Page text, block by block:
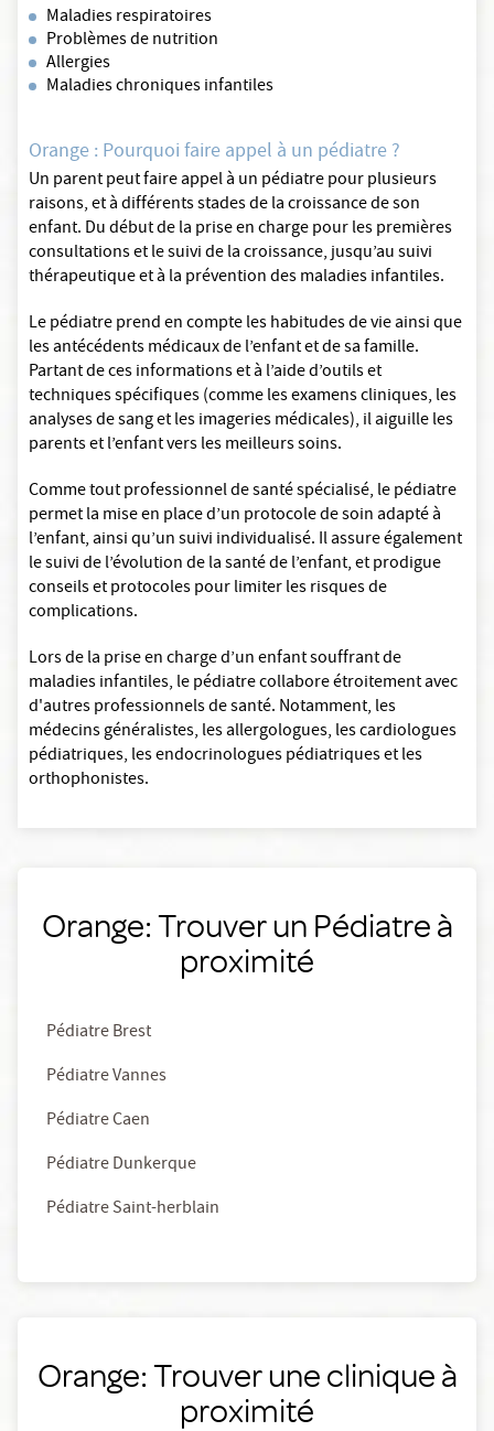
Maladies respiratoires
Problèmes de nutrition
Allergies
Maladies chroniques infantiles
Orange : Pourquoi faire appel à un pédiatre ?
Un parent peut faire appel à un pédiatre pour plusieurs
raisons, et à différents stades de la croissance de son
enfant. Du début de la prise en charge pour les premières
consultations et le suivi de la croissance, jusqu’au suivi
thérapeutique et à la prévention des maladies infantiles.
Le pédiatre prend en compte les habitudes de vie ainsi que
les antécédents médicaux de l’enfant et de sa famille.
Partant de ces informations et à l’aide d’outils et
techniques spécifiques (comme les examens cliniques, les
analyses de sang et les imageries médicales), il aiguille les
parents et l’enfant vers les meilleurs soins.
Comme tout professionnel de santé spécialisé, le pédiatre
permet la mise en place d’un protocole de soin adapté à
l’enfant, ainsi qu’un suivi individualisé. Il assure également
le suivi de l’évolution de la santé de l’enfant, et prodigue
conseils et protocoles pour limiter les risques de
complications.
Lors de la prise en charge d’un enfant souffrant de
maladies infantiles, le pédiatre collabore étroitement avec
d'autres professionnels de santé. Notamment, les
médecins généralistes, les allergologues, les cardiologues
pédiatriques, les endocrinologues pédiatriques et les
orthophonistes.
Orange: Trouver un Pédiatre à
proximité
Pédiatre Brest
Pédiatre Vannes
Pédiatre Caen
Pédiatre Dunkerque
Pédiatre Saint-herblain
Orange: Trouver une clinique à
proximité